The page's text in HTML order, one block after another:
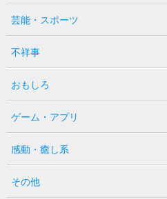
芸能・スポーツ
不祥事
おもしろ
ゲーム・アプリ
感動・癒し系
その他